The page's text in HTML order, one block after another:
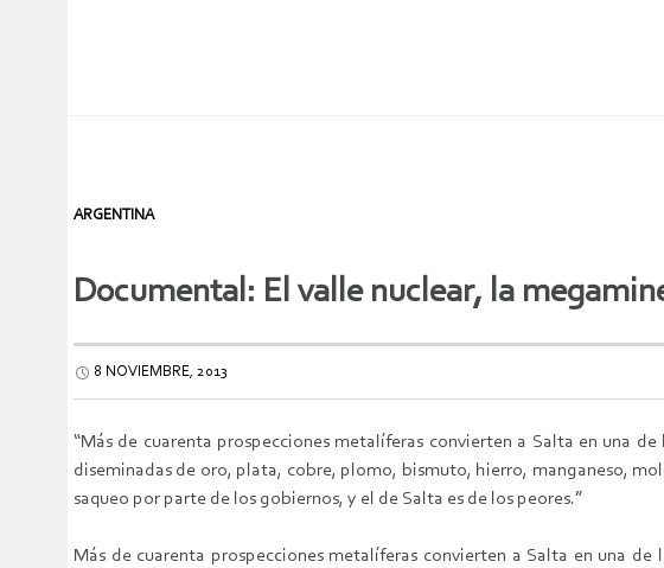
ARGENTINA
Documental: El valle nuclear, la
8 NOVIEMBRE, 2013
“Más de cuarenta prospecciones metalíferas convierten a Salta en una
diseminadas de oro, plata, cobre, plomo, bismuto, hierro, manganeso,
saqueo por parte de los gobiernos, y el de Salta es de los peores.”
Más de cuarenta prospecciones metalíferas convierten a Salta en una